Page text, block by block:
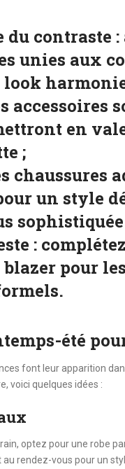
du contraste :
unies aux
look
accessoires
en
;
chaussures
un style
sophistiquée
:
pour
été
font leur apparition
voici quelques idées :
optez pour une robe
rendez-vous pour un